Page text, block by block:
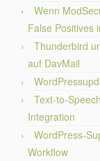
Wenn
False Positives
Thunderbird
auf DavMail
Text-to-
Integration
WordPress-
Workflow